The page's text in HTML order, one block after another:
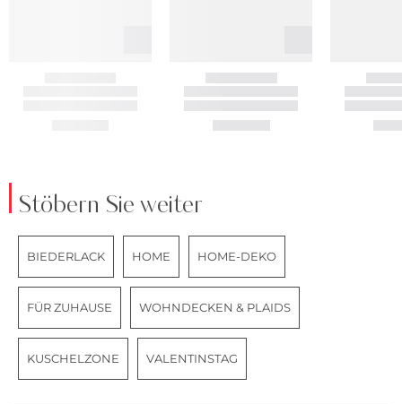
Stöbern Sie weiter
BIEDERLACK HOME HOME-DEKO
FÜR ZUHAUSE WOHNDECKEN & PLAIDS
KUSCHELZONE VALENTINSTAG